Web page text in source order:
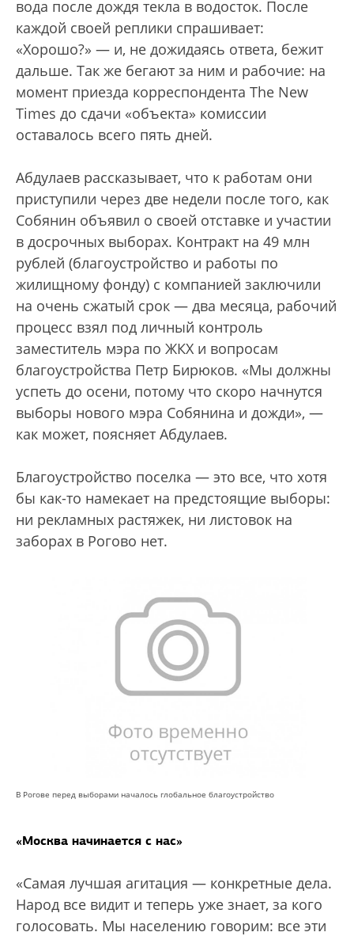
вода после дождя текла в водосток. После
каждой своей реплики спрашивает:
«Хорошо?» — и, не дожидаясь ответа, бежит
дальше. Так же бегают за ним и рабочие: на
момент приезда корреспондента The New
Times до сдачи «объекта» комиссии
оставалось всего пять дней.
Абдулаев рассказывает, что к работам они
приступили через две недели после того, как
Собянин объявил о своей отставке и участии
в досрочных выборах. Контракт на 49 млн
рублей (благоустройство и работы по
жилищному фонду) с компанией заключили
на очень сжатый срок — два месяца, рабочий
процесс взял под личный контроль
заместитель мэра по ЖКХ и вопросам
благоустройства Петр Бирюков. «Мы должны
успеть до осени, потому что скоро начнутся
выборы нового мэра Собянина и дожди», —
как может, поясняет Абдулаев.
Благоустройство поселка — это все, что хотя
бы как-то намекает на предстоящие выборы:
ни рекламных растяжек, ни листовок на
заборах в Рогово нет.
В Рогове перед выборами началось глобальное благоустройство
«Москва начинается с нас»
«Самая лучшая агитация — конкретные дела.
Народ все видит и теперь уже знает, за кого
голосовать. Мы населению говорим: все эти